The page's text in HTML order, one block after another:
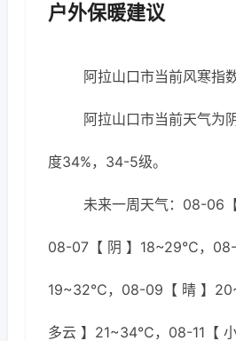
户外保暖建议
阿拉山口市当前风寒指
阿拉山口市当前天气
度34%，34-5级。
未来一周天气：08-06
08-07【 阴 】18~29℃，08-
19~32℃，08-09【 晴 】
多云 】21~34℃，08-11【